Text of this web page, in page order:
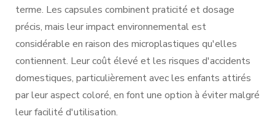
terme. Les capsules combinent praticité et dosage
précis, mais leur impact environnemental est
considérable en raison des microplastiques qu'elles
contiennent. Leur coût élevé et les risques d'accidents
domestiques, particulièrement avec les enfants attirés
par leur aspect coloré, en font une option à éviter malgré
leur facilité d'utilisation.